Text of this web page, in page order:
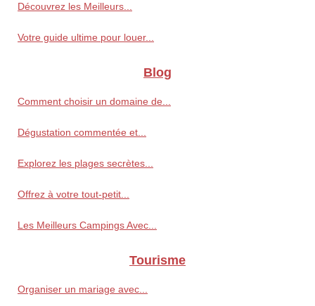
Découvrez les Meilleurs...
Votre guide ultime pour louer...
Blog
Comment choisir un domaine de...
Dégustation commentée et...
Explorez les plages secrètes...
Offrez à votre tout-petit...
Les Meilleurs Campings Avec...
Tourisme
Organiser un mariage avec...